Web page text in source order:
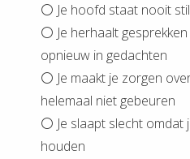
⚪️ Je hoofd staat nooit
⚪️ Je herhaalt
opnieuw in gedachten
⚪️ Je maakt je zorgen
helemaal niet gebeuren
⚪️ Je slaapt slecht
houden